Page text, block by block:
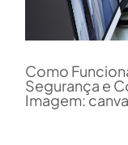
Como
Segurança e
Imagem: canva